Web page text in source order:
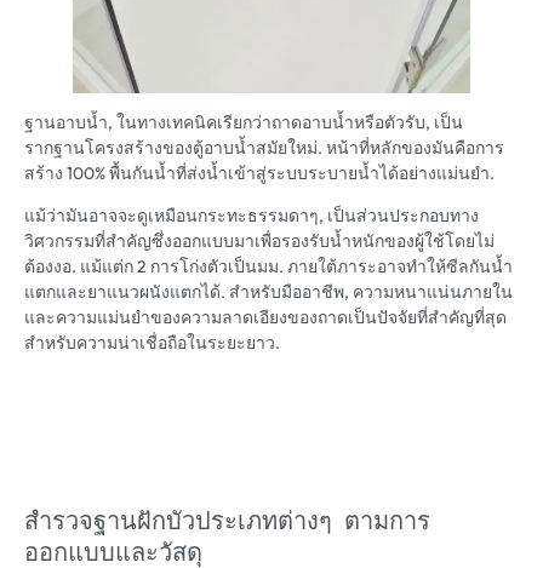
ฐานอาบน้ำ, ในทางเทคนิคเรียกว่าถาดอาบน้ำหรือตัวรับ, เป็น
รากฐานโครงสร้างของตู้อาบน้ำสมัยใหม่. หน้าที่หลักของมันคือการ
สร้าง 100% พื้นกันน้ำที่ส่งน้ำเข้าสู่ระบบระบายน้ำได้อย่างแม่นยำ.
แม้ว่ามันอาจจะดูเหมือนกระทะธรรมดาๆ, เป็นส่วนประกอบทาง
วิศวกรรมที่สำคัญซึ่งออกแบบมาเพื่อรองรับน้ำหนักของผู้ใช้โดยไม่
ต้องงอ. แม้แต่ก 2 การโก่งตัวเป็นมม. ภายใต้ภาระอาจทำให้ซีลกันน้ำ
แตกและยาแนวผนังแตกได้. สำหรับมืออาชีพ, ความหนาแน่นภายใน
และความแม่นยำของความลาดเอียงของถาดเป็นปัจจัยที่สำคัญที่สุด
สำหรับความน่าเชื่อถือในระยะยาว.
สำรวจฐานฝักบัวประเภทต่างๆ ตามการ
ออกแบบและวัสดุ